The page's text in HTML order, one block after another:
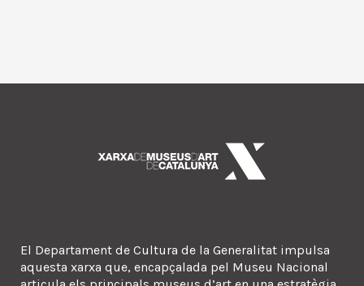
El Departament de Cultura de la Generalitat impulsa
aquesta xarxa que, encapçalada pel Museu Nacional